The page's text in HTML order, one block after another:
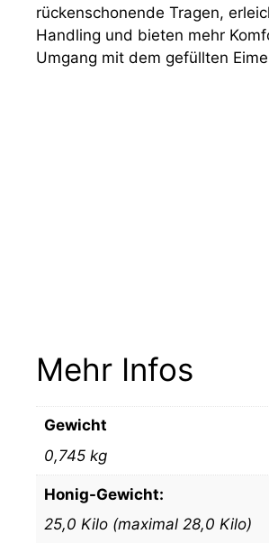
rückenschonende Tragen,
Handling und bieten mehr
Umgang mit dem gefüllten
Mehr Infos
Gewicht
0,745 kg
Honig-Gewicht:
25,0 Kilo (maximal 28,0 Kilo)